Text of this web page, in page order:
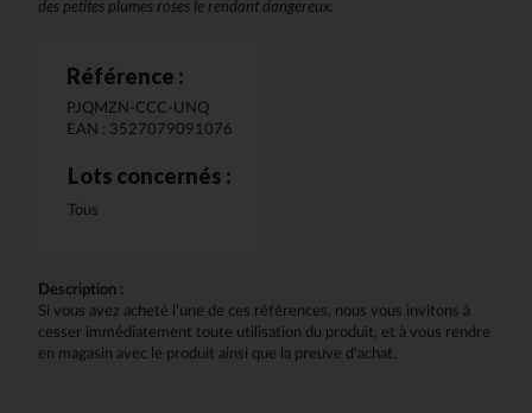
des petites plumes roses le rendant dangereux.
Référence :
PJQMZN-CCC-UNQ
EAN : 3527079091076
Lots concernés :
Tous
Description :
Si vous avez acheté l'une de ces références, nous vous invitons à
cesser immédiatement toute utilisation du produit, et à vous rendre
en magasin avec le produit ainsi que la preuve d'achat.